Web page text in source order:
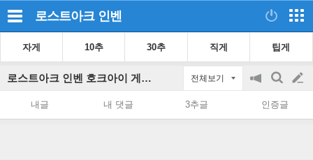
로스트아크 인벤
자게 10추 30추 직게 팁게
로스트아크 인벤 호크아이 게시판 전체보기
공
on/off
검
색
글
쓰
내글 내 댓글 3추글 인증글